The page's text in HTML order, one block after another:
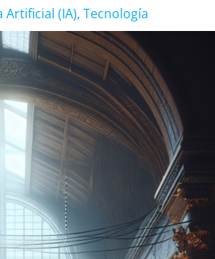
Artificial (IA), Tecnología